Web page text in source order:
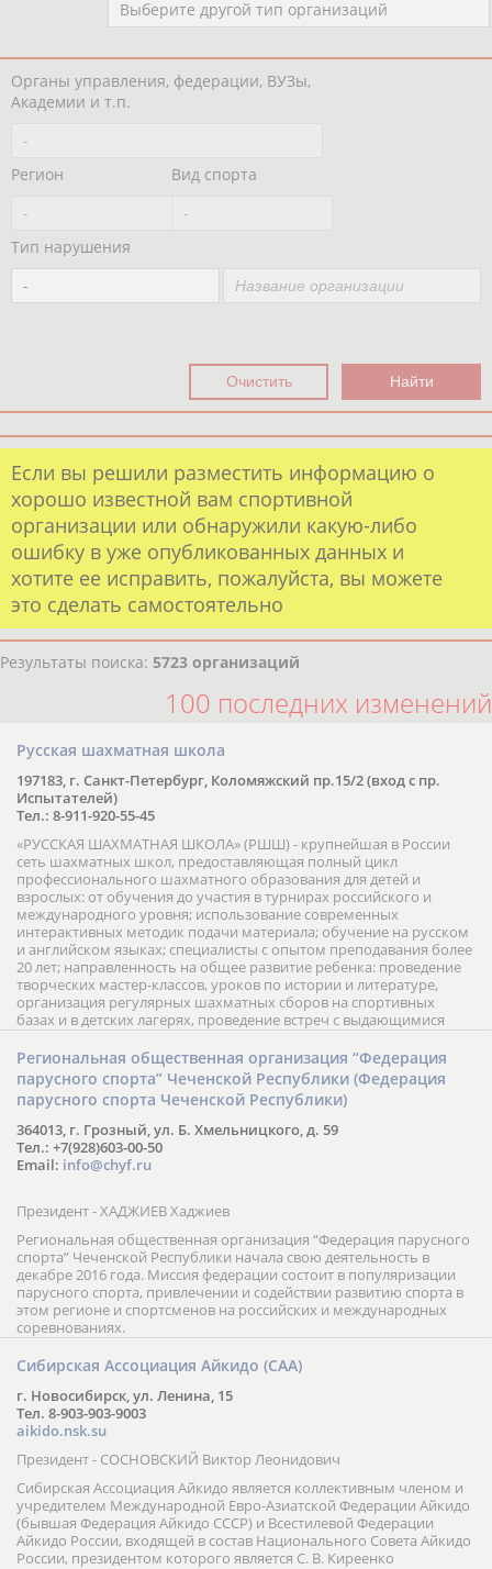
Выберите другой тип организаций
Органы управления, федерации, ВУЗы,
Академии и т.п.
-
Регион
-
Вид спорта
-
Тип нарушения
-
Если вы решили разместить информацию о
хорошо известной вам спортивной
организации или обнаружили какую-либо
ошибку в уже опубликованных данных и
хотите ее исправить, пожалуйста, вы можете
это сделать самостоятельно
Результаты поиска: 5723 организаций
100 последних изменений
Русская шахматная школа
197183, г. Санкт-Петербург, Коломяжский пр.15/2 (вход с пр.
Испытателей)
Тел.: 8-911-920-55-45
«РУССКАЯ ШАХМАТНАЯ ШКОЛА» (РШШ) - крупнейшая в России
сеть шахматных школ, предоставляющая полный цикл
профессионального шахматного образования для детей и
взрослых: от обучения до участия в турнирах российского и
международного уровня; использование современных
интерактивных методик подачи материала; обучение на русском
и английском языках; специалисты с опытом преподавания более
20 лет; направленность на общее развитие ребенка: проведение
творческих мастер-классов, уроков по истории и литературе,
организация регулярных шахматных сборов на спортивных
базах и в детских лагерях, проведение встреч с выдающимися
шахматистами; корпоративное обучение; онлайн обучение в
форме вебинаров и индивидуальных занятий, круглые столы
российских и международных тренеров, организация фестивалей;
онлайн трансляция мероприятий и турниров.
Региональная общественная организация “Федерация
парусного спорта” Чеченской Республики (Федерация
парусного спорта Чеченской Республики)
364013, г. Грозный, ул. Б. Хмельницкого, д. 59
Тел.: +7(928)603-00-50
Email: info@chyf.ru
Президент - ХАДЖИЕВ Хаджиев
Региональная общественная организация “Федерация парусного
спорта” Чеченской Республики начала свою деятельность в
декабре 2016 года. Миссия федерации состоит в популяризации
парусного спорта, привлечении и содействии развитию спорта в
этом регионе и спортсменов на российских и международных
соревнованиях.
Сибирская Ассоциация Айкидо (САА)
г. Новосибирск, ул. Ленина, 15
Тел. 8-903-903-9003
aikido.nsk.su
Президент - СОСНОВСКИЙ Виктор Леонидович
Сибирская Ассоциация Айкидо является коллективным членом и
учредителем Международной Евро-Азиатской Федерации Айкидо
(бывшая Федерация Айкидо СССР) и Всестилевой Федерации
Айкидо России, входящей в состав Национального Совета Айкидо
России, президентом которого является С. В. Киреенко